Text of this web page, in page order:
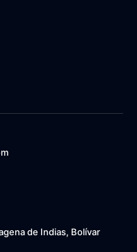
de Indias, Bolívar